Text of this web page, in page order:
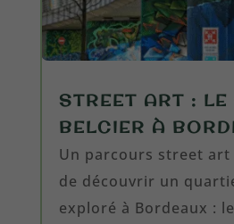
STREET ART : LE
BELCIER À
Un parcours street
de découvrir un
exploré à Bordeaux :